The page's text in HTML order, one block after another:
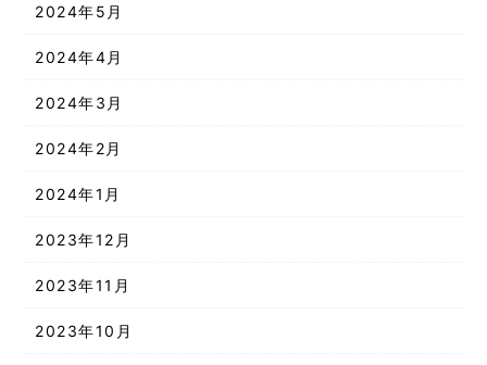
2024年5月
2024年4月
2024年3月
2024年2月
2024年1月
2023年12月
2023年11月
2023年10月